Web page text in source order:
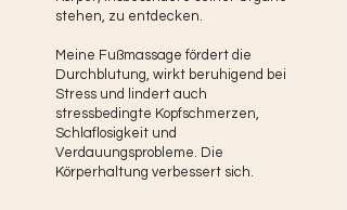
stehen, zu entdecken.
Meine Fußmassage fördert die
Durchblutung, wirkt beruhigend bei
Stress und lindert auch
stressbedingte Kopfschmerzen,
Schlaflosigkeit und
Verdauungsprobleme. Die
Körperhaltung verbessert sich.